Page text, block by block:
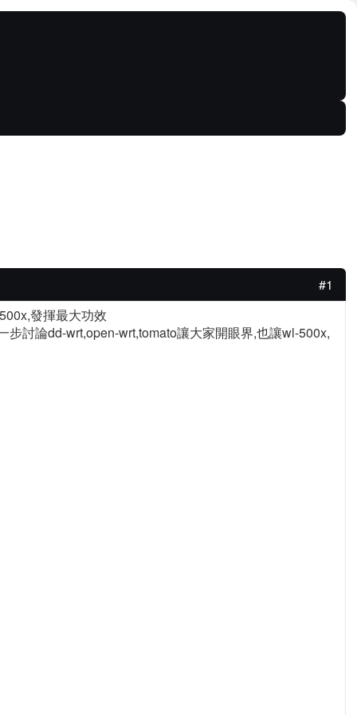
#1
發揮最大功效
討論dd-wrt,open-wrt,tomato讓大家開眼界,也讓wl-500x,